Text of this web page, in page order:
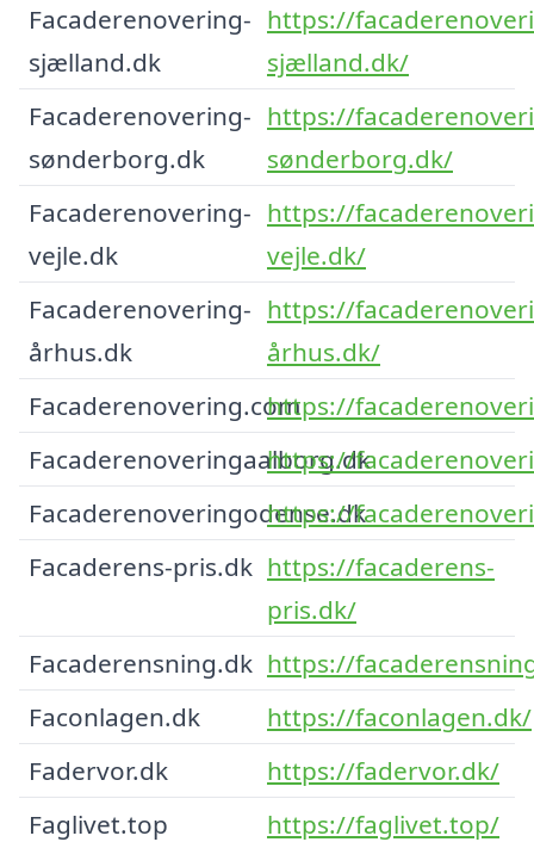
Facaderenovering-
sjælland.dk
https://
sjælland.dk/
Facaderenovering-
sønderborg.dk
https://
sønderborg.dk/
Facaderenovering-
vejle.dk
https://
vejle.dk/
Facaderenovering-
århus.dk
https://
århus.dk/
Facaderenovering.comhttps://
Facaderenoveringaalborg.dk
https://
Facaderenoveringodense.dk
https://
Facaderens-pris.dk https://facaderens-
pris.dk/
Facaderensning.dk https://
Faconlagen.dk
https://faconlagen.dk/
Fadervor.dk
https://fadervor.dk/
Faglivet.top
https://faglivet.top/